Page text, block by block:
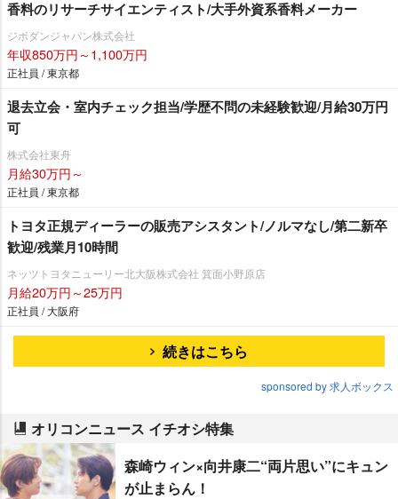
香料のリサーチサイエンティスト/大手外資系香料メーカー
ジボダンジャパン株式会社
年収850万円～1,100万円
正社員 / 東京都
退去立会・室内チェック担当/学歴不問の未経験歓迎/月給30万円
可
株式会社東舟
月給30万円～
正社員 / 東京都
トヨタ正規ディーラーの販売アシスタント/ノルマなし/第二新卒
歓迎/残業月10時間
ネッツトヨタニューリー北大阪株式会社 箕面小野原店
月給20万円～25万円
正社員 / 大阪府
続きはこちら
sponsored by 求人ボックス
オリコンニュース イチオシ特集
森崎ウィン×向井康二“両片思い”にキュン
が止まらん！